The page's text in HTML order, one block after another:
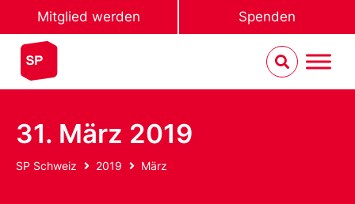
Mitglied werden Spenden
31. März 2019
SP Schweiz 2019 März